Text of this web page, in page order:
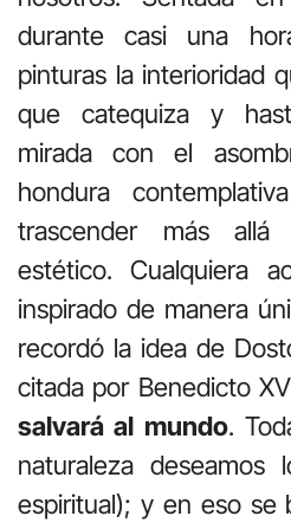
durante casi una
pinturas la interioridad
que catequiza y
mirada con el
hondura
trascender más
estético. Cualquiera
inspirado de manera
recordó la idea de
citada por Benedicto
salvará al mundo.
naturaleza
espiritual); y en eso se